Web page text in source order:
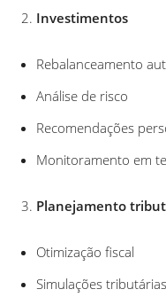
Investimentos
Rebalanceamento
Análise de risco
Recomendações
Monitoramento em
Planejamento
Otimização fiscal
Simulações tributárias